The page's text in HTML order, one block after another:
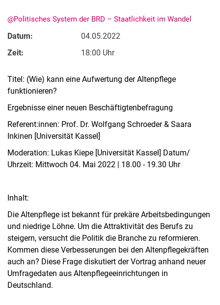
@Politisches System der BRD – Staatlichkeit im Wandel
Datum:
04.05.2022
Zeit:
18:00 Uhr
Titel: (Wie) kann eine Aufwertung der Altenpflege
funktionieren?
Ergebnisse einer neuen Beschäftigtenbefragung
Referent:innen: Prof. Dr. Wolfgang Schroeder & Saara
Inkinen [Universität Kassel]
Moderation: Lukas Kiepe [Universität Kassel] Datum/
Uhrzeit: Mittwoch 04. Mai 2022 | 18.00 - 19.30 Uhr
Inhalt:
Die Altenpflege ist bekannt für prekäre Arbeitsbedingungen
und niedrige Löhne. Um die Attraktivität des Berufs zu
steigern, versucht die Politik die Branche zu reformieren.
Kommen diese Verbesserungen bei den Altenpflegekräften
auch an? Diese Frage diskutiert der Vortrag anhand neuer
Umfragedaten aus Altenpflegeeinrichtungen in
Deutschland.